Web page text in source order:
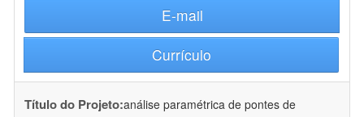
E-mail
Currículo
Título do Projeto:análise paramétrica de pontes de